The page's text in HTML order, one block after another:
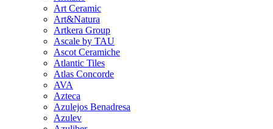
Art Ceramic
Art&Natura
Artkera Group
Ascale by TAU
Ascot Ceramiche
Atlantic Tiles
Atlas Concorde
AVA
Azteca
Azulejos Benadresa
Azulev